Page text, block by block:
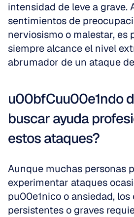
intensidad de leve a grave.
sentimientos de
nerviosismo o malestar, es
siempre alcance el nivel
abrumador de un ataque
u00bfCuu00e1ndo
buscar ayuda
estos ataques?
Aunque muchas personas
experimentar ataques
pu00e1nico o ansiedad, los
persistentes o graves